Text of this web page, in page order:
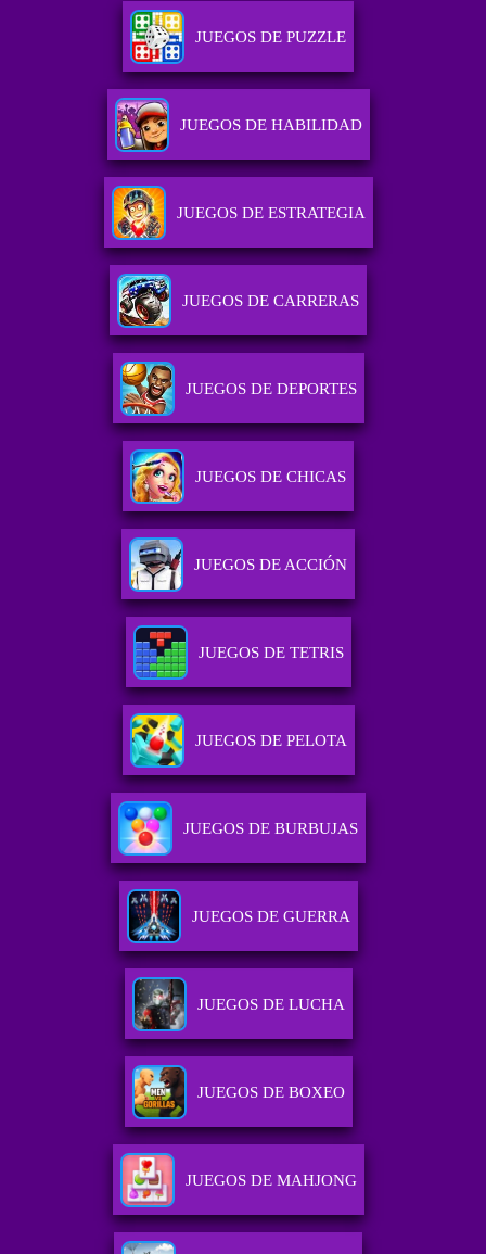
JUEGOS DE PUZZLE
JUEGOS DE HABILIDAD
JUEGOS DE ESTRATEGIA
JUEGOS DE CARRERAS
JUEGOS DE DEPORTES
JUEGOS DE CHICAS
JUEGOS DE ACCIÓN
JUEGOS DE TETRIS
JUEGOS DE PELOTA
JUEGOS DE BURBUJAS
JUEGOS DE GUERRA
JUEGOS DE LUCHA
JUEGOS DE BOXEO
JUEGOS DE MAHJONG